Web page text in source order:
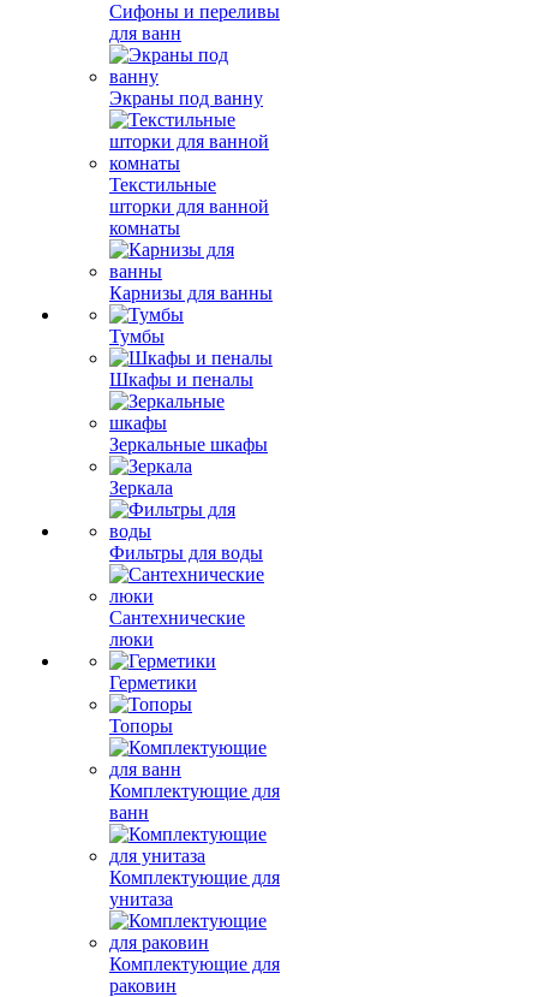
Сифоны и переливы
для ванн
Экраны под ванну
Текстильные
шторки для ванной
комнаты
Карнизы для ванны
Тумбы
Шкафы и пеналы
Зеркальные шкафы
Зеркала
Фильтры для воды
Сантехнические
люки
Герметики
Топоры
Комплектующие для
ванн
Комплектующие для
унитаза
Комплектующие для
раковин